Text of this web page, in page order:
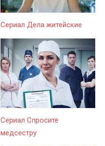
Сериал Дела житейские
Сериал Спросите
медсестру